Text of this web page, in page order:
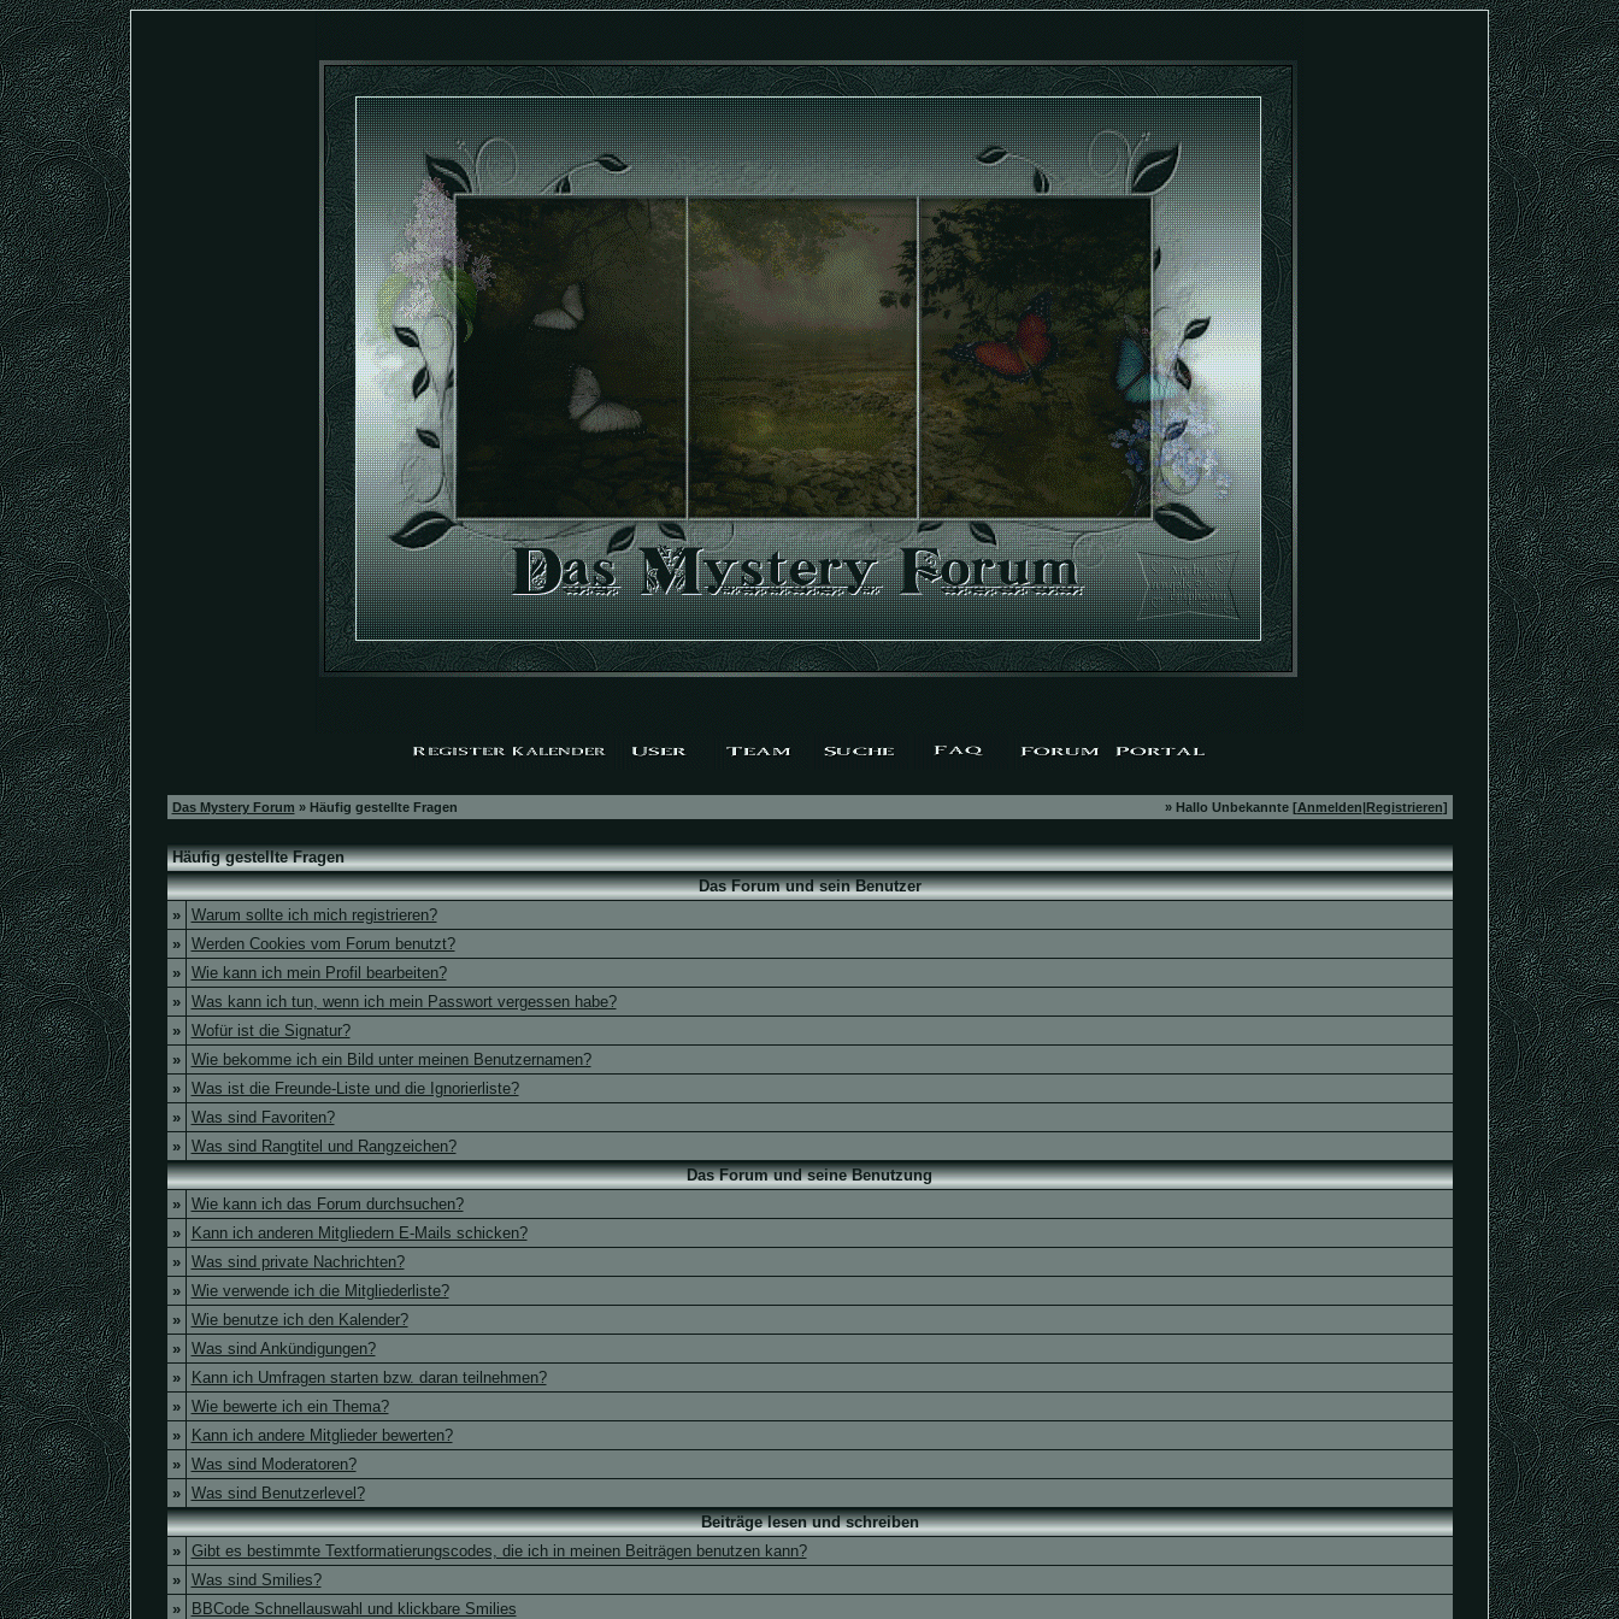
Das Mystery Forum » Häufig gestellte Fragen » Hallo Unbekannte [Anmelden|Registrieren]
Häufig gestellte Fragen
Das Forum und sein Benutzer
»
Warum sollte ich mich registrieren?
»
Werden Cookies vom Forum benutzt?
»
Wie kann ich mein Profil bearbeiten?
»
Was kann ich tun, wenn ich mein Passwort vergessen habe?
»
Wofür ist die Signatur?
»
Wie bekomme ich ein Bild unter meinen Benutzernamen?
»
Was ist die Freunde-Liste und die Ignorierliste?
»
Was sind Favoriten?
»
Was sind Rangtitel und Rangzeichen?
Das Forum und seine Benutzung
»
Wie kann ich das Forum durchsuchen?
»
Kann ich anderen Mitgliedern E-Mails schicken?
»
Was sind private Nachrichten?
»
Wie verwende ich die Mitgliederliste?
»
Wie benutze ich den Kalender?
»
Was sind Ankündigungen?
»
Kann ich Umfragen starten bzw. daran teilnehmen?
»
Wie bewerte ich ein Thema?
»
Kann ich andere Mitglieder bewerten?
»
Was sind Moderatoren?
»
Was sind Benutzerlevel?
Beiträge lesen und schreiben
»
Gibt es bestimmte Textformatierungscodes, die ich in meinen Beiträgen benutzen kann?
»
Was sind Smilies?
»
BBCode Schnellauswahl und klickbare Smilies